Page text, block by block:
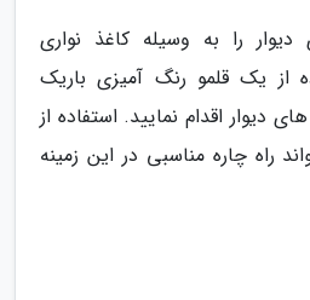
را به وسیله کاغذ نواری
از یک قلمو رنگ آمیزی باریک
دیوار اقدام نمایید. استفاده از
راه چاره مناسبی در این زمینه